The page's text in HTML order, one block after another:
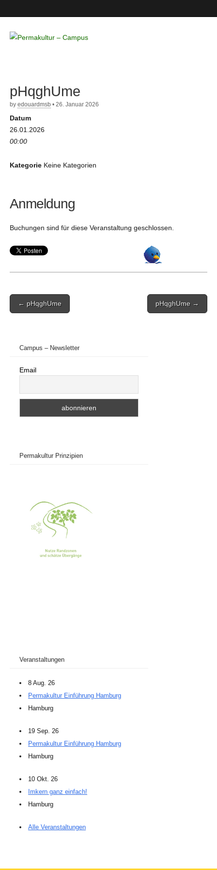
– Campus
pHqghUme
by edouardmsb • 26. Januar 2026
Datum
26.01.2026
00:00
Kategorie Keine Kategorien
Anmeldung
Buchungen sind für diese Veranstaltung geschlossen.
Post
navigation
← pHqghUme pHqghUme →
Campus – Newsletter
Email
Permakultur Prinzipien
Veranstaltungen
8 Aug. 26
Permakultur Einführung Hamburg
Hamburg
19 Sep. 26
Permakultur Einführung Hamburg
Hamburg
10 Okt. 26
Imkern ganz einfach!
Hamburg
Alle Veranstaltungen